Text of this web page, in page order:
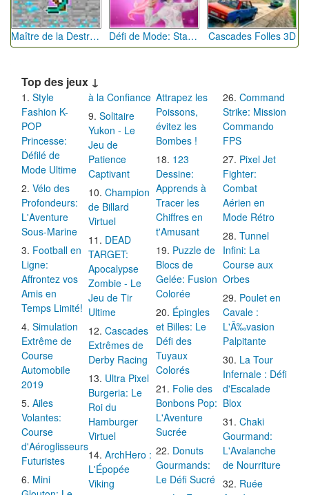
Maître de la Destruction: Fusion de Pioches Défi de Mode: Star du Podium Cascades Folles 3D
Top des jeux ↓
Style
Fashion K-
POP
Princesse:
Défilé de
Mode Ultime
Vélo des
Profondeurs:
L'Aventure
Sous-Marine
Football en
Ligne:
Affrontez vos
Amis en
Temps Limité!
Simulation
Extrême de
Course
Automobile
2019
Ailes
Volantes:
Course
d'Aéroglisseurs
Futuristes
Mini
à la Confiance
Solitaire
Yukon - Le
Jeu de
Patience
Captivant
Champion
de Billard
Virtuel
DEAD
TARGET:
Apocalypse
Zombie - Le
Jeu de Tir
Ultime
Cascades
Extrêmes de
Derby Racing
Ultra Pixel
Burgeria: Le
Roi du
Hamburger
Virtuel
ArchHero :
L'Épopée
Viking
Attrapez les
Poissons,
évitez les
Bombes !
123
Dessine:
Apprends à
Tracer les
Chiffres en
t'Amusant
Puzzle de
Blocs de
Gelée: Fusion
Colorée
Épingles
et Billes: Le
Défi des
Tuyaux
Colorés
Folie des
Bonbons Pop:
L'Aventure
Sucrée
Donuts
Gourmands:
Le Défi Sucré
Command
Strike: Mission
Commando
FPS
Pixel Jet
Fighter:
Combat
Aérien en
Mode Rétro
Tunnel
Infini: La
Course aux
Orbes
Poulet en
Cavale :
L'Ã‰vasion
Palpitante
La Tour
Infernale : Défi
d'Escalade
Blox
Chaki
Gourmand:
L'Avalanche
de Nourriture
Ruée